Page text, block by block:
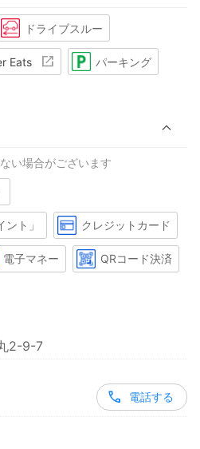
ドライブスルー
Eats パーキング
い場合がございます
ト」 クレジットカード
電子マネー QRコード決済
2-9-7
電話する